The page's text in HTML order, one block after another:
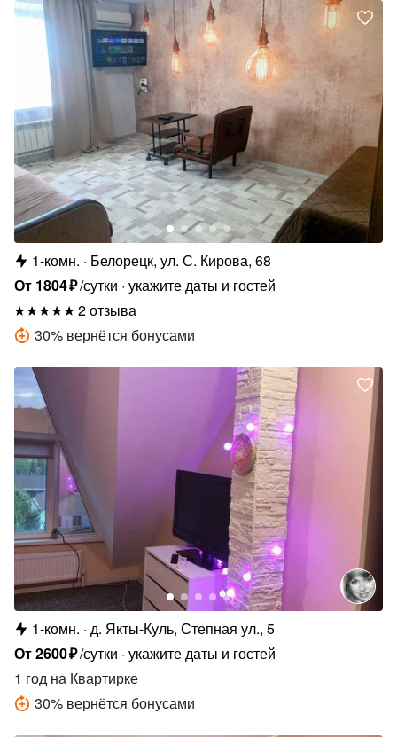
1-комн.
Белорецк, ул. С. Кирова, 68
От 1804₽/сутки укажите даты и гостей
2 отзыва
30% вернётся бонусами
1-комн. д. Якты-Куль, Степная ул., 5
От2600₽/сутки укажите даты и гостей
1 год на Квартирке
30% вернётся бонусами